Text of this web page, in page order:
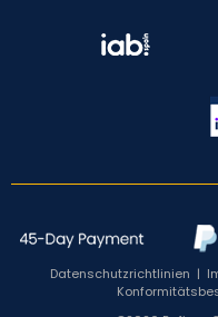
Datenschutzrichtlinien |